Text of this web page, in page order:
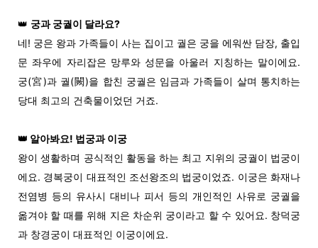
👑 궁과 궁궐이 달라요?
네! 궁은 왕과 가족들이 사는 집이고 궐은 궁을 에워싼 담장, 출입
문 좌우에 자리잡은 망루와 성문을 아울러 지칭하는 말이에요.
궁(宮)과 궐(闕)을 합친 궁궐은 임금과 가족들이 살며 통치하는
당대 최고의 건축물이었던 거죠.
👑 알아봐요! 법궁과 이궁
왕이 생활하며 공식적인 활동을 하는 최고 지위의 궁궐이 법궁이
에요. 경복궁이 대표적인 조선왕조의 법궁이었죠. 이궁은 화재나
전염병 등의 유사시 대비나 피서 등의 개인적인 사유로 궁궐을
옮겨야 할 때를 위해 지은 차순위 궁이라고 할 수 있어요. 창덕궁
과 창경궁이 대표적인 이궁이에요.